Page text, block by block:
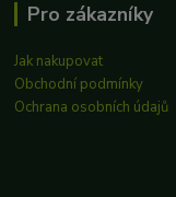
Pro zákazníky
Jak nakupovat
Obchodní podmínky
Ochrana osobních údajů